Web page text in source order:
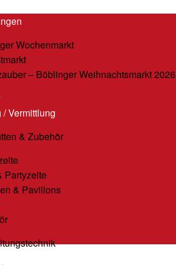
Wochenmarkt
– Böblinger Weihnachtsmarkt 2026
Vermittlung
& Zubehör
Partyzelte
& Pavillons